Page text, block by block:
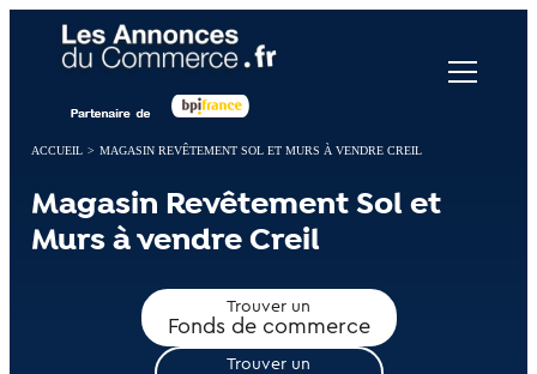
ACCUEIL > MAGASIN REVÊTEMENT SOL ET MURS À VENDRE CREIL
Magasin Revêtement Sol et
Murs à vendre Creil
Trouver un
Fonds de commerce
Trouver un
Panneau de gestion des cookies